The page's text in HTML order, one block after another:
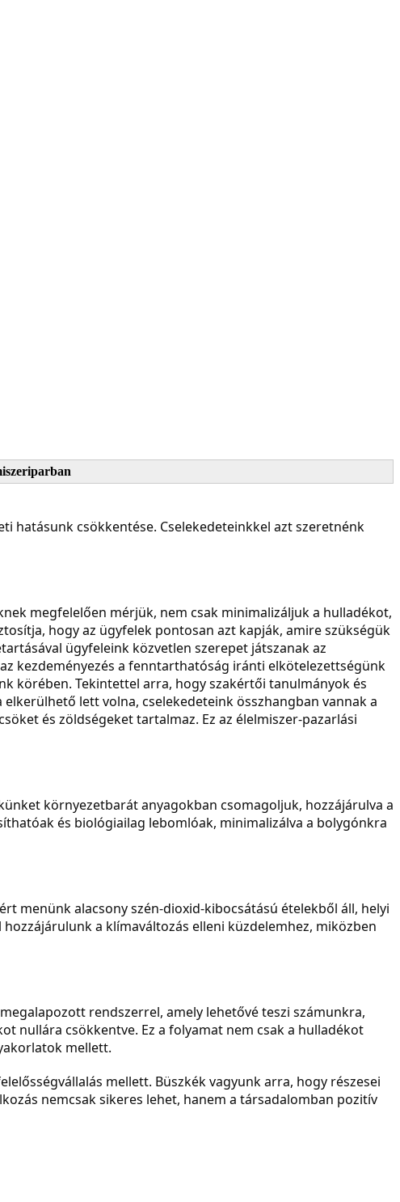
hatásunk csökkentése. Cselekedeteinkkel azt szeretnénk
megfelelően mérjük, nem csak minimalizáljuk a hulladékot,
hogy az ügyfelek pontosan azt kapják, amire szükségük
ügyfeleink közvetlen szerepet játszanak az
kezdeményezés a fenntarthatóság iránti elkötelezettségünk
körében. Tekintettel arra, hogy szakértői tanulmányok és
lett volna, cselekedeteink összhangban vannak a
és zöldségeket tartalmaz. Ez az élelmiszer-pazarlási
környezetbarát anyagokban csomagoljuk, hozzájárulva a
és biológiailag lebomlóak, minimalizálva a bolygónkra
menünk alacsony szén-dioxid-kibocsátású ételekből áll, helyi
a klímaváltozás elleni küzdelemhez, miközben
rendszerrel, amely lehetővé teszi számunkra,
nullára csökkentve. Ez a folyamat nem csak a hulladékot
mellett.
mellett. Büszkék vagyunk arra, hogy részesei
nemcsak sikeres lehet, hanem a társadalomban pozitív